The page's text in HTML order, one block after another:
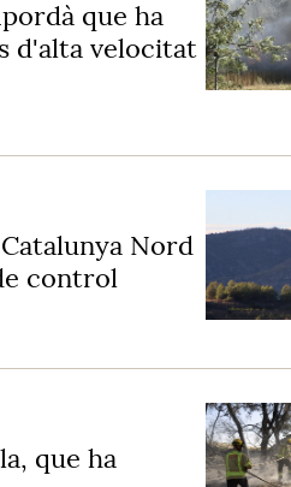
que ha
d'alta velocitat
Nord
control
que ha